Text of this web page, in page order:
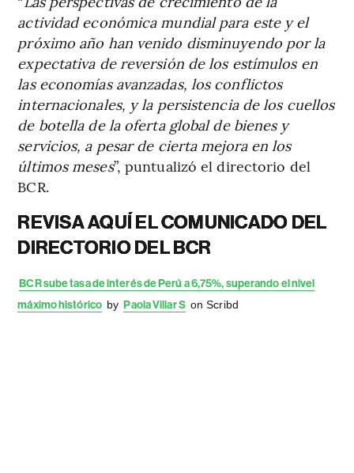
actividad económica mundial para este y el
próximo año han venido disminuyendo por la
expectativa de reversión de los estímulos en
las economías avanzadas, los conflictos
internacionales, y la persistencia de los cuellos
de botella de la oferta global de bienes y
servicios, a pesar de cierta mejora en los
últimos meses”, puntualizó el directorio del
BCR.
REVISA AQUÍ EL COMUNICADO DEL
DIRECTORIO DEL BCR
BCR sube tasa de interés de Perú a 6,75%, superando el nivel
máximo histórico by Paola Villar S on Scribd